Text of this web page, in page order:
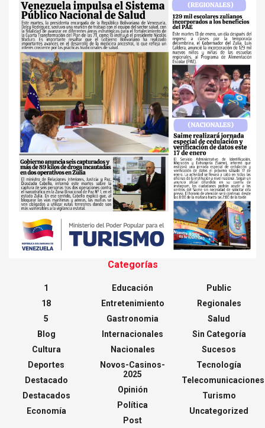
Categorías
1
18
5
Blog
Cultura
Deportes
Destacado
Destacados
Economía
Educación
Entretenimiento
Gastronomia
Internacionales
Nacionales
Novos-Casinos-
2025
Opinión
Política
Post
Public
Regionales
Salud
Sin Categoría
Sucesos
Tecnología
Telecomunicaciones
Turismo
Uncategorized